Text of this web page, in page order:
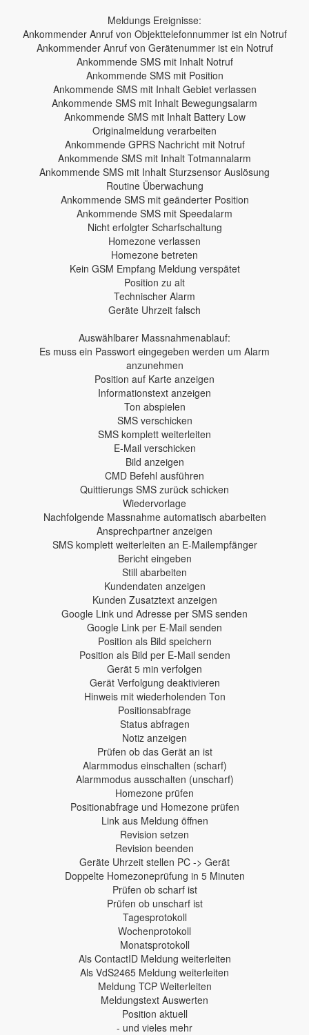
Meldungs Ereignisse:
Ankommender Anruf von Objekttelefonnummer ist ein Notruf
Ankommender Anruf von Gerätenummer ist ein Notruf
Ankommende SMS mit Inhalt Notruf
Ankommende SMS mit Position
Ankommende SMS mit Inhalt Gebiet verlassen
Ankommende SMS mit Inhalt Bewegungsalarm
Ankommende SMS mit Inhalt Battery Low
Originalmeldung verarbeiten
Ankommende GPRS Nachricht mit Notruf
Ankommende SMS mit Inhalt Totmannalarm
Ankommende SMS mit Inhalt Sturzsensor Auslösung
Routine Überwachung
Ankommende SMS mit geänderter Position
Ankommende SMS mit Speedalarm
Nicht erfolgter Scharfschaltung
Homezone verlassen
Homezone betreten
Kein GSM Empfang Meldung verspätet
Position zu alt
Technischer Alarm
Geräte Uhrzeit falsch
Auswählbarer Massnahmenablauf:
Es muss ein Passwort eingegeben werden um Alarm
anzunehmen
Position auf Karte anzeigen
Informationstext anzeigen
Ton abspielen
SMS verschicken
SMS komplett weiterleiten
E-Mail verschicken
Bild anzeigen
CMD Befehl ausführen
Quittierungs SMS zurück schicken
Wiedervorlage
Nachfolgende Massnahme automatisch abarbeiten
Ansprechpartner anzeigen
SMS komplett weiterleiten an E-Mailempfänger
Bericht eingeben
Still abarbeiten
Kundendaten anzeigen
Kunden Zusatztext anzeigen
Google Link und Adresse per SMS senden
Google Link per E-Mail senden
Position als Bild speichern
Position als Bild per E-Mail senden
Gerät 5 min verfolgen
Gerät Verfolgung deaktivieren
Hinweis mit wiederholenden Ton
Positionsabfrage
Status abfragen
Notiz anzeigen
Prüfen ob das Gerät an ist
Alarmmodus einschalten (scharf)
Alarmmodus ausschalten (unscharf)
Homezone prüfen
Positionabfrage und Homezone prüfen
Link aus Meldung öffnen
Revision setzen
Revision beenden
Geräte Uhrzeit stellen PC -> Gerät
Doppelte Homezoneprüfung in 5 Minuten
Prüfen ob scharf ist
Prüfen ob unscharf ist
Tagesprotokoll
Wochenprotokoll
Monatsprotokoll
Als ContactID Meldung weiterleiten
Als VdS2465 Meldung weiterleiten
Meldung TCP Weiterleiten
Meldungstext Auswerten
Position aktuell
- und vieles mehr